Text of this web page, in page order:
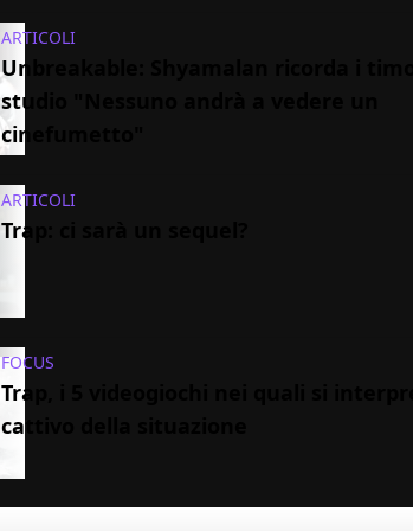
ARTICOLI
Unbreakable: Shyamalan ricorda i
studio "Nessuno andrà a vedere un
cinefumetto"
ARTICOLI
Trap: ci sarà un sequel?
FOCUS
Trap, i 5 videogiochi nei quali si
cattivo della situazione